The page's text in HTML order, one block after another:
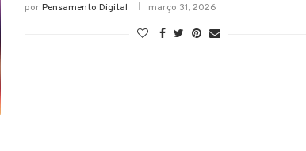
porPensamento Digital março 31, 2026